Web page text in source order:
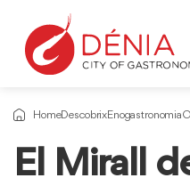
HomeDescobrixEnogastronomia
El Mirall